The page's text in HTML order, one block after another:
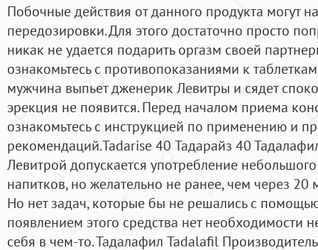
Побочные действия от данного продукта могут
передозировки. Для этого достаточно просто
никак не удается подарить оргазм своей
ознакомьтесь с противопоказаниями к
мужчина выпьет дженерик Левитры и сядет
эрекция не появится. Перед началом приема
ознакомьтесь с инструкцией по применению и
рекомендаций.Tadarise 40 Тадарайз 40
Левитрой допускается употребление
напитков, но желательно не ранее, чем через 20
Но нет задач, которые бы не решались с
появлением этого средства нет необходимости
себя в чем-то. Тадалафил Tadalafil